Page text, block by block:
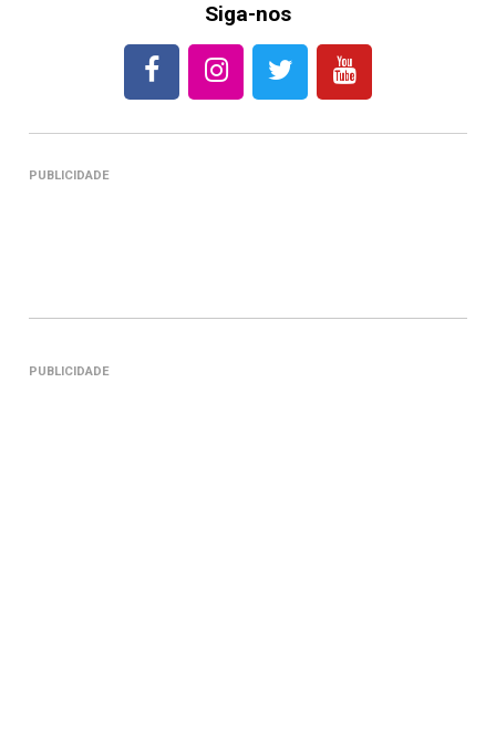
Siga-nos
PUBLICIDADE
PUBLICIDADE